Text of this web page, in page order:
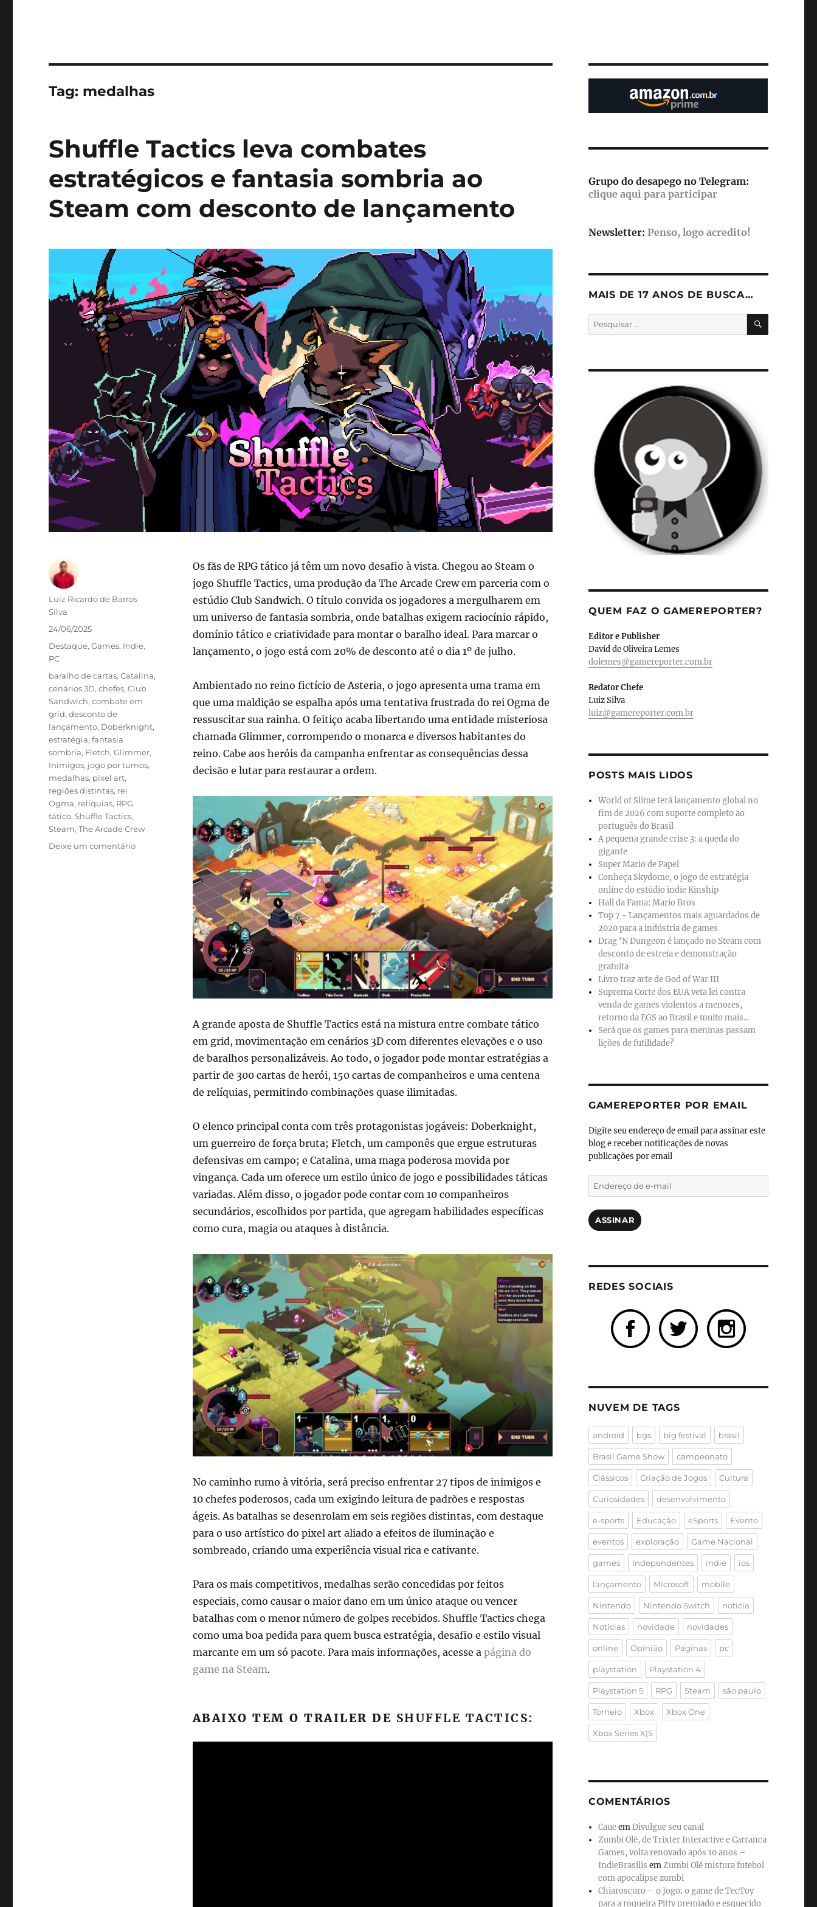
Tag: medalhas
Shuffle Tactics leva combates
estratégicos e fantasia sombria ao
Steam com desconto de lançamento
Os fãs de RPG tático já têm um novo desafio à vista. Chegou ao Steam o
jogo Shuffle Tactics, uma produção da The Arcade Crew em parceria com o
estúdio Club Sandwich. O título convida os jogadores a mergulharem em
um universo de fantasia sombria, onde batalhas exigem raciocínio rápido,
domínio tático e criatividade para montar o baralho ideal. Para marcar o
lançamento, o jogo está com 20% de desconto até o dia 1º de julho.
Ambientado no reino fictício de Asteria, o jogo apresenta uma trama em
que uma maldição se espalha após uma tentativa frustrada do rei Ogma de
ressuscitar sua rainha. O feitiço acaba libertando uma entidade misteriosa
chamada Glimmer, corrompendo o monarca e diversos habitantes do
reino. Cabe aos heróis da campanha enfrentar as consequências dessa
decisão e lutar para restaurar a ordem.
A grande aposta de Shuffle Tactics está na mistura entre combate tático
em grid, movimentação em cenários 3D com diferentes elevações e o uso
de baralhos personalizáveis. Ao todo, o jogador pode montar estratégias a
partir de 300 cartas de herói, 150 cartas de companheiros e uma centena
de relíquias, permitindo combinações quase ilimitadas.
O elenco principal conta com três protagonistas jogáveis: Doberknight,
um guerreiro de força bruta; Fletch, um camponês que ergue estruturas
defensivas em campo; e Catalina, uma maga poderosa movida por
vingança. Cada um oferece um estilo único de jogo e possibilidades táticas
variadas. Além disso, o jogador pode contar com 10 companheiros
secundários, escolhidos por partida, que agregam habilidades específicas
como cura, magia ou ataques à distância.
No caminho rumo à vitória, será preciso enfrentar 27 tipos de inimigos e
10 chefes poderosos, cada um exigindo leitura de padrões e respostas
ágeis. As batalhas se desenrolam em seis regiões distintas, com destaque
para o uso artístico do pixel art aliado a efeitos de iluminação e
sombreado, criando uma experiência visual rica e cativante.
Para os mais competitivos, medalhas serão concedidas por feitos
especiais, como causar o maior dano em um único ataque ou vencer
batalhas com o menor número de golpes recebidos. Shuffle Tactics chega
como uma boa pedida para quem busca estratégia, desafio e estilo visual
marcante em um só pacote. Para mais informações, acesse a página do
game na Steam.
ABAIXO TEM O TRAILER DE SHUFFLE TACTICS:
Autor
Luiz Ricardo de Barros
Silva
Publicado
24/06/2025
Categorias
Destaque,Games, Indie,
PC
Tags
baralho de cartas,Catalina,
cenários 3D,chefes,Club
Sandwich,combate em
grid,desconto de
lançamento, Doberknight,
estratégia,fantasia
sombria, Fletch,Glimmer,
Inimigos, jogo por turnos,
medalhas, pixel art,
regiões distintas, rei
Ogma, relíquias, RPG
tático,Shuffle Tactics,
Steam,The Arcade Crew
Deixe um comentárioem
Grupo do desapego no Telegram:
clique aqui para participar
Newsletter: Penso, logo acredito!
MAIS DE 17 ANOS DE BUSCA…
Pesquisar
por:
QUEM FAZ O GAMEREPORTER?
Editor e Publisher
David de Oliveira Lemes
dolemes@gamereporter.com.br
Redator Chefe
Luiz Silva
luiz@gamereporter.com.br
POSTS MAIS LIDOS
World of Slime terá lançamento global no
fim de 2026 com suporte completo ao
português do Brasil
A pequena grande crise 3: a queda do
gigante
Super Mario de Papel
Conheça Skydome, o jogo de estratégia
online do estúdio indie Kinship
Hall da Fama: Mario Bros
Top 7 - Lançamentos mais aguardados de
2020 para a indústria de games
Drag 'N Dungeon é lançado no Steam com
desconto de estreia e demonstração
gratuita
Livro traz arte de God of War III
Suprema Corte dos EUA veta lei contra
venda de games violentos a menores,
retorno da EGS ao Brasil e muito mais...
Será que os games para meninas passam
lições de futilidade?
GAMEREPORTER POR EMAIL
Digite seu endereço de email para assinar este
blog e receber notificações de novas
publicações por email
Endereço
de
e-
mail
ASSINAR
REDES SOCIAIS
NUVEM DE TAGS
android bgs big festival brasil
Brasil Game Show campeonato
Clássicos Criação de Jogos Cultura
Curiosidades desenvolvimento
e-sports Educação eSports Evento
eventos exploração Game Nacional
games Independentes indie ios
lançamento Microsoft mobile
Nintendo Nintendo Switch notícia
Notícias novidade novidades
online Opinião Paginas pc
playstation Playstation 4
Playstation 5 RPG Steam são paulo
Torneio Xbox Xbox One
Xbox Series X|S
COMENTÁRIOS
CaueemDivulgue seu canal
Zumbi Olé, de Trixter Interactive e Carranca
Games, volta renovado após 10 anos –
IndieBrasilis emZumbi Olé mistura futebol
com apocalipse zumbi
Chiaroscuro – o Jogo: o game de TecToy
para a roqueira Pitty premiado e esquecido